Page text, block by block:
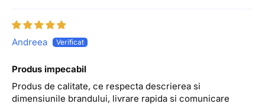
Andreea
Produs impecabil
Produs de calitate, ce respecta descrierea si
dimensiunile brandului, livrare rapida si comunicare